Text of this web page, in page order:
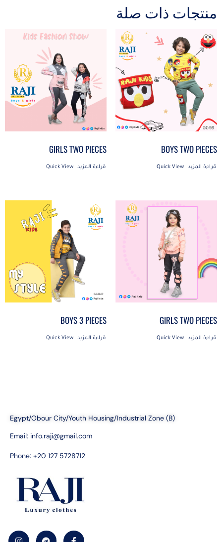
منتجات ذات صلة
BOYS TWO PIECES
قراءة المزيد Quick View
GIRLS TWO PIECES
قراءة المزيد Quick View
GIRLS TWO PIECES
قراءة المزيد Quick View
BOYS 3 PIECES
قراءة المزيد Quick View
Egypt/Obour City/Youth Housing/Industrial Zone (B)
Email: info.raji@gmail.com
Phone: +20 127 5728712